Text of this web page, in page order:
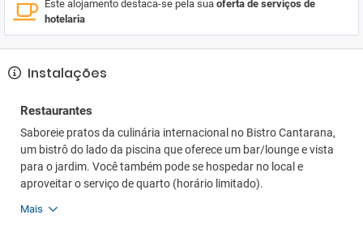
Este alojamento destaca-se pela sua oferta de serviços de
hotelaria
Instalações
Restaurantes
Saboreie pratos da culinária internacional no Bistro Cantarana,
um bistrô do lado da piscina que oferece um bar/lounge e vista
para o jardim. Você também pode se hospedar no local e
aproveitar o serviço de quarto (horário limitado).
Mais